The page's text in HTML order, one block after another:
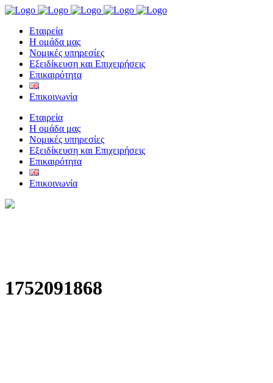
Eταιρεία
Η ομάδα μας
Νομικές υπηρεσίες
Εξειδίκευση και Επιχειρήσεις
Επικαιρότητα
Επικοινωνία
Eταιρεία
Η ομάδα μας
Νομικές υπηρεσίες
Εξειδίκευση και Επιχειρήσεις
Επικαιρότητα
Επικοινωνία
1752091868